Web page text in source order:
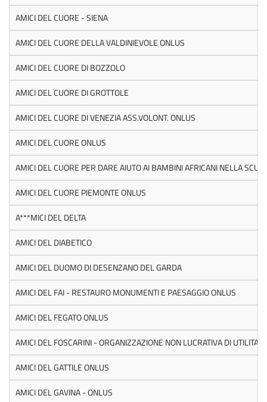
AMICI DEL CUORE - SIENA
AMICI DEL CUORE DELLA VALDINIEVOLE ONLUS
AMICI DEL CUORE DI BOZZOLO
AMICI DEL CUORE DI GROTTOLE
AMICI DEL CUORE DI VENEZIA ASS.VOLONT. ONLUS
AMICI DEL CUORE ONLUS
AMICI DEL CUORE PER DARE AIUTO AI BAMBINI AFRICANI NELLA
AMICI DEL CUORE PIEMONTE ONLUS
A***MICI DEL DELTA
AMICI DEL DIABETICO
AMICI DEL DUOMO DI DESENZANO DEL GARDA
AMICI DEL FAI - RESTAURO MONUMENTI E PAESAGGIO ONLUS
AMICI DEL FEGATO ONLUS
AMICI DEL FOSCARINI - ORGANIZZAZIONE NON LUCRATIVA DI UTILITA'
AMICI DEL GATTILE ONLUS
AMICI DEL GAVINA - ONLUS